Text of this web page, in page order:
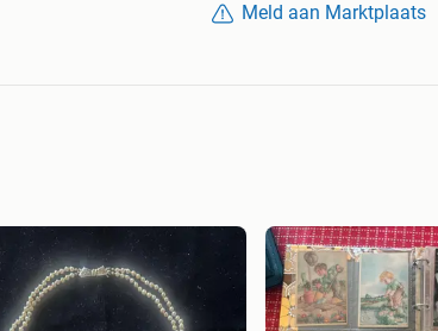
Meld aan Marktplaats